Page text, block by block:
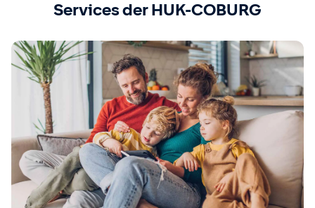
Services der HUK-COBURG